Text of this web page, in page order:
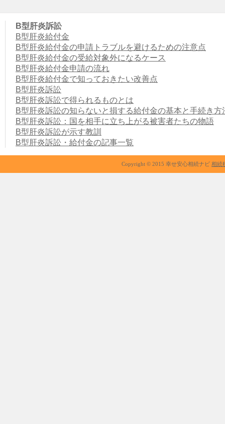
B型肝炎訴訟
B型肝炎給付金
B型肝炎給付金の申請トラブルを避けるための注意点
B型肝炎給付金の受給対象外になるケース
B型肝炎給付金申請の流れ
B型肝炎給付金で知っておきたい改善点
B型肝炎訴訟
B型肝炎訴訟で得られるものとは
B型肝炎訴訟の知らないと損する給付金の基本と手続き方
B型肝炎訴訟：国を相手に立ち上がる被害者たちの物語
B型肝炎訴訟が示す教訓
B型肝炎訴訟・給付金の記事一覧
Copyright © 2015 幸せ安心相続ナビ 相続